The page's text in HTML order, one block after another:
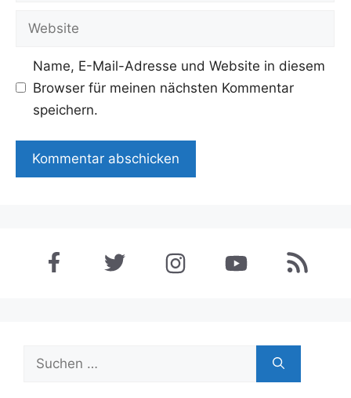
Adresse
Website
Name, E-Mail-Adresse und Website in diesem
Browser für meinen nächsten Kommentar
speichern.
Suchen